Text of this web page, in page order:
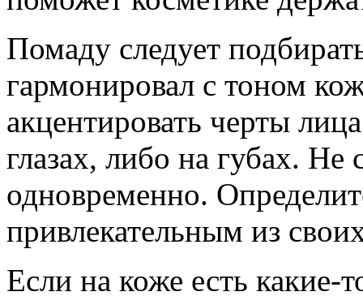
Помаду следует
гармонировал с тоном
акцентировать черты
глазах, либо на губах. Не
одновременно.
привлекательным из
Если на коже есть какие-